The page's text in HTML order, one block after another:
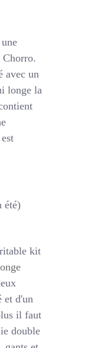
avec un
longe la
été)
kit
et d'un
il faut
double